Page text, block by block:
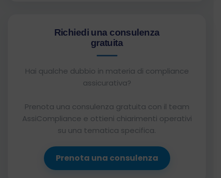
Richiedi una consulenza
gratuita
Hai qualche dubbio in materia di compliance
assicurativa?
Prenota una consulenza gratuita con il team
AssiCompliance e ottieni chiarimenti operativi
su una tematica specifica.
Prenota una consulenza